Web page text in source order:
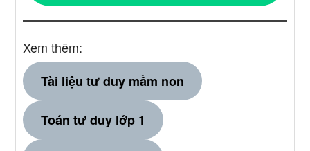
Xem thêm:
Tài liệu tư duy mầm non
Toán tư duy lớp 1